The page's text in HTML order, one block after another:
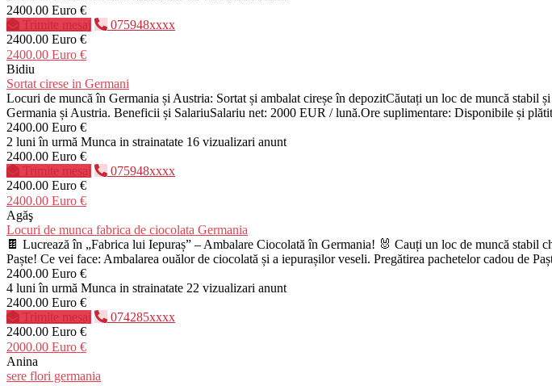
2400.00 Euro €
Trimite mesaj
075948xxxx
2400.00 Euro €
2400.00 Euro €
Bidiu
Sortat cirese in Germani
Locuri de muncă în Germania și Austria: Sortat și ambalat cireșe în depozitCăutați un loc de muncă
Germania și Austria. Beneficii și SalariuSalariu net: 2000 EUR / lună.Ore suplimentare: Disponibile și
2400.00 Euro €
2 luni în urmă Munca in strainatate 16 vizualizari anunt
2400.00 Euro €
Trimite mesaj
075948xxxx
2400.00 Euro €
2400.00 Euro €
Agăş
Locuri de munca fabrica de ciocolata Germania
🍫 Lucrează în „Fabrica lui Iepuraș” – Ambalare Ciocolată în Germania! 🐰 Cauți un loc de muncă stabil
Paște! Ce vei face: Ambalarea ouălor de ciocolată și a iepurașilor veseli. Pregătirea pachetelor cadou de
2400.00 Euro €
4 luni în urmă Munca in strainatate 22 vizualizari anunt
2400.00 Euro €
Trimite mesaj
074285xxxx
2400.00 Euro €
2000.00 Euro €
Anina
sere flori germania